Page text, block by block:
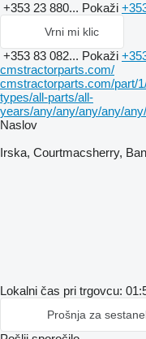
+353 23 880... Pokaži
Vrni mi klic
+353 83 082... Pokaži
cmstractorparts.com/
cmstractorparts.com/part/
types/all-parts/all-
years/any/any/any/any/
Naslov
Irska, Courtmacsherry,
Lokalni čas pri trgovcu:
Prošnja za